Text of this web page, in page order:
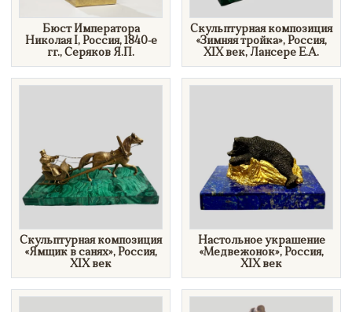
​Бюст Императора
Николая I, Россия, 1840-е
гг., Серяков Я.П.
​Скульптурная композиция
«Зимняя тройка», Россия,
XIX век, Лансере Е.А.
Скульптурная композиция
«Ямщик в санях», Россия,
XIX век
Настольное украшение
«Медвежонок», Россия,
XIX век